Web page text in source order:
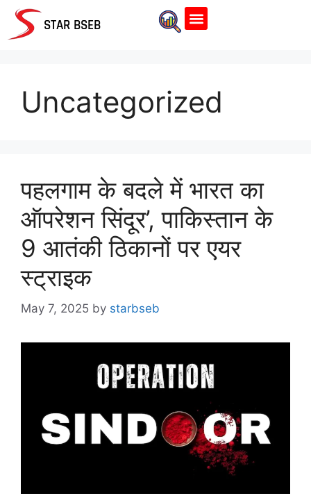
STAR BSEB
Uncategorized
पहलगाम के बदले में भारत का
ऑपरेशन सिंदूर’, पाकिस्तान के
9 आतंकी ठिकानों पर एयर
स्ट्राइक
May 7, 2025 by starbseb